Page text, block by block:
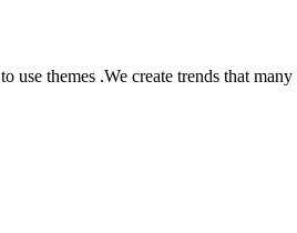
use themes .We create trends that